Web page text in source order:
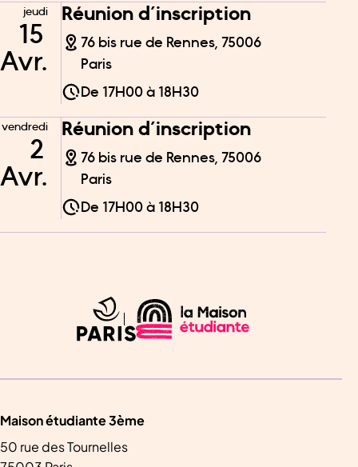
jeudi
15
Avr.
Réunion d’inscription
76 bis rue de Rennes, 75006
Paris
De 17H00 à 18H30
vendredi
2
Avr.
Réunion d’inscription
76 bis rue de Rennes, 75006
Paris
De 17H00 à 18H30
Maison étudiante 3ème
50 rue des Tournelles